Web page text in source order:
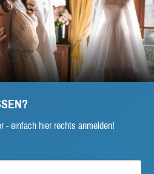
- einfach hier rechts anmelden!